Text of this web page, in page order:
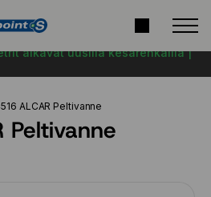
alkavat uusilla kesärenkailla |
ALCAR Peltivanne
Peltivanne